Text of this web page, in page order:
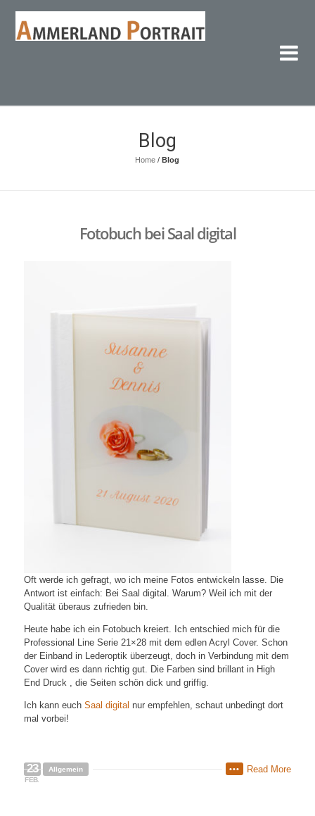
Blog
Home /Blog
Fotobuch bei Saal digital
Oft werde ich gefragt, wo ich meine Fotos entwickeln lasse. Die
Antwort ist einfach: Bei Saal digital. Warum? Weil ich mit der
Qualität überaus zufrieden bin.
Heute habe ich ein Fotobuch kreiert. Ich entschied mich für die
Professional Line Serie 21×28 mit dem edlen Acryl Cover. Schon
der Einband in Lederoptik überzeugt, doch in Verbindung mit dem
Cover wird es dann richtig gut. Die Farben sind brillant in High
End Druck , die Seiten schön dick und griffig.
Ich kann euch Saal digital nur empfehlen, schaut unbedingt dort
mal vorbei!
23
FEB.
Allgemein Read More
•••